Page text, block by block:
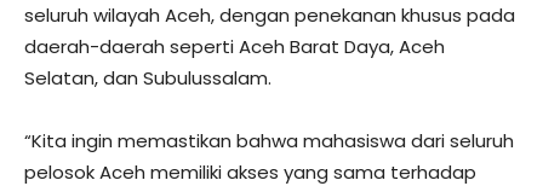
seluruh wilayah Aceh, dengan penekanan khusus pada
daerah-daerah seperti Aceh Barat Daya, Aceh
Selatan, dan Subulussalam.
“Kita ingin memastikan bahwa mahasiswa dari seluruh
pelosok Aceh memiliki akses yang sama terhadap